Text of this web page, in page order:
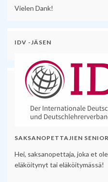
Vielen Dank!
IDV -JÄSEN
SAKSANOPETTAJIEN
Hei, saksanopettaja, joka et
eläköitynyt tai eläköitymässä!